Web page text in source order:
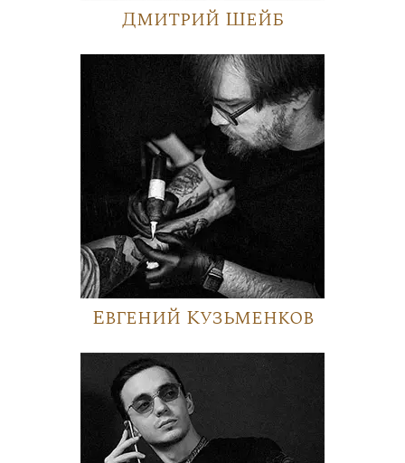
Дмитрий Шейб
Евгений Кузьменков